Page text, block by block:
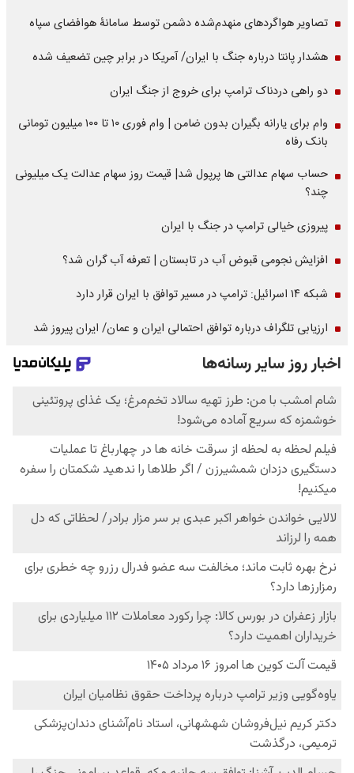
تصاویر هواگردهای منهدم‌شده دشمن توسط سامانۀ هوافضای سپاه
هشدار پانتا درباره جنگ با ایران/ آمریکا در برابر چین تضعیف شده
دو راهی دردناک ترامپ برای خروج از جنگ ایران
وام برای یارانه بگیران بدون ضامن | وام فوری ۱۰ تا ۱۰۰ میلیون تومانی
بانک رفاه
حساب سهام عدالتی ها پرپول شد| قیمت روز سهام عدالت یک میلیونی
چند؟
پیروزی خیالی ترامپ در جنگ با ایران
افزایش نجومی قبوض آب در تابستان | تعرفه آب گران شد؟
شبکه ۱۴ اسرائیل: ترامپ در مسیر توافق با ایران قرار دارد
ارزیابی تلگراف درباره توافق احتمالی ایران و عمان/ ایران پیروز شد